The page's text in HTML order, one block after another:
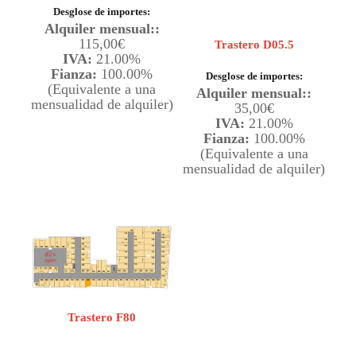
Desglose de importes:
Alquiler mensual::
115,00€
IVA: 21.00%
Fianza: 100.00%
(Equivalente a una
mensualidad de alquiler)
Trastero D05.5
Desglose de importes:
Alquiler mensual::
35,00€
IVA: 21.00%
Fianza: 100.00%
(Equivalente a una
mensualidad de alquiler)
Trastero F80